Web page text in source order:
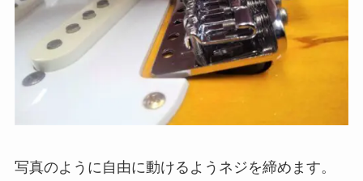
写真のように自由に動けるようネジを締めます。